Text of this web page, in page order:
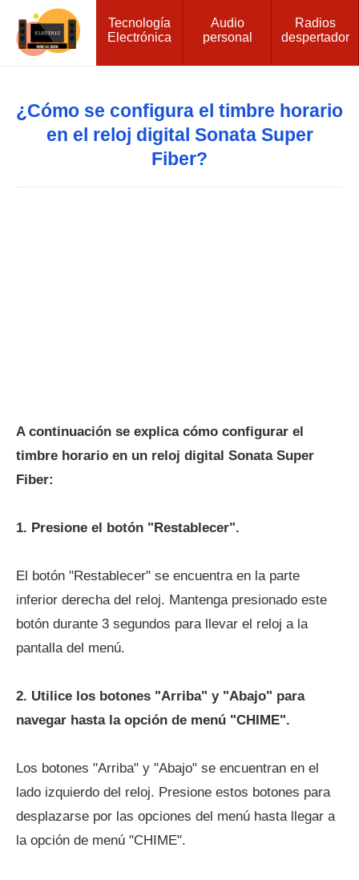
Tecnología
Electrónica
Audio
personal
Radios
despertador
¿Cómo se configura el timbre horario
en el reloj digital Sonata Super
Fiber?
A continuación se explica cómo configurar el
timbre horario en un reloj digital Sonata Super
Fiber:
1. Presione el botón "Restablecer".
El botón "Restablecer" se encuentra en la parte
inferior derecha del reloj. Mantenga presionado este
botón durante 3 segundos para llevar el reloj a la
pantalla del menú.
2. Utilice los botones "Arriba" y "Abajo" para
navegar hasta la opción de menú "CHIME".
Los botones "Arriba" y "Abajo" se encuentran en el
lado izquierdo del reloj. Presione estos botones para
desplazarse por las opciones del menú hasta llegar a
la opción de menú "CHIME".